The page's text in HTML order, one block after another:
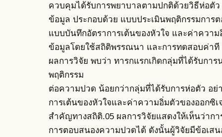
ควบคุมได้รับการพยาบาลตามปกติด้วยวิธีห่อตัว
ข้อมูล ประกอบด้วย แบบประเมินพฤติกรรมการ
แบบบันทึกอัตราการเต้นของหัวใจ และค่าความ
ข้อมูลโดยใช้สถิติพรรณนา และการทดสอบค่าที
ผลการวิจัย พบว่า ทารกแรกเกิดกลุ่มที่ได้รับกา
พฤติกรรม
ต่อความปวด น้อยกว่ากลุ่มที่ได้รับการห่อตัว อ
การเต้นของหัวใจและค่าความอิ่มตัวของออกซิ
สำคัญทางสถิติ.05 ผลการวิจัยแสดงให้เห็นว่าก
การตอบสนองความปวดได้ ดังนั้นผู้วิจัยมีข้อเ